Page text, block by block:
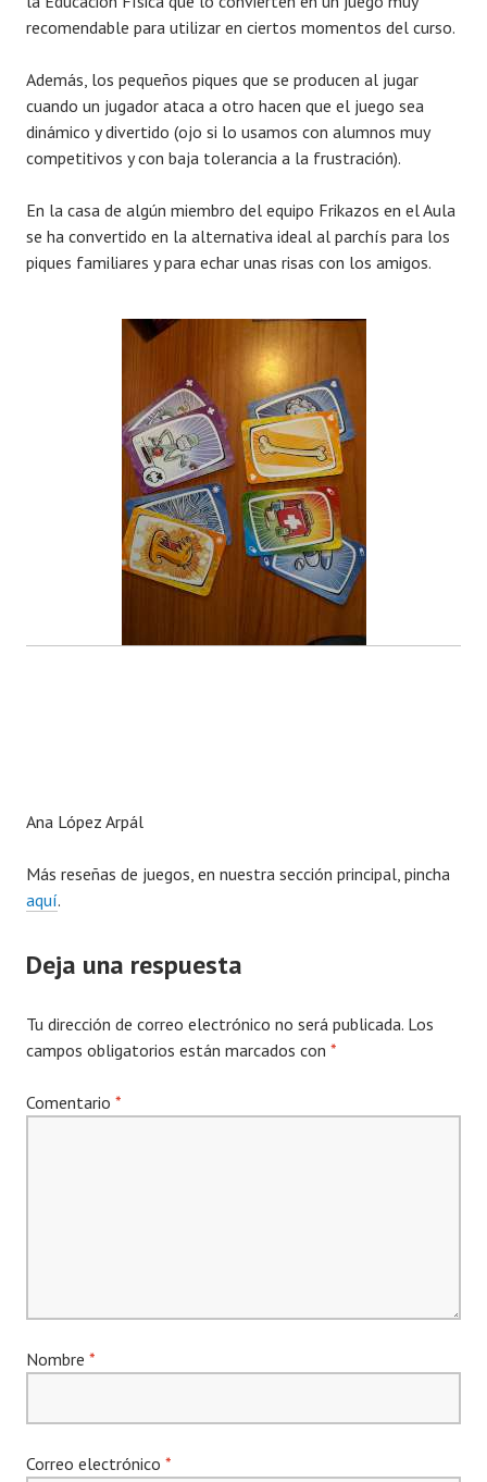
recomendable para utilizar en ciertos momentos del curso.
Además, los pequeños piques que se producen al jugar
cuando un jugador ataca a otro hacen que el juego sea
dinámico y divertido (ojo si lo usamos con alumnos muy
competitivos y con baja tolerancia a la frustración).
En la casa de algún miembro del equipo Frikazos en el Aula
se ha convertido en la alternativa ideal al parchís para los
piques familiares y para echar unas risas con los amigos.
Ana López Arpál
Más reseñas de juegos, en nuestra sección principal, pincha
aquí.
Deja una respuesta
Tu dirección de correo electrónico no será publicada. Los
campos obligatorios están marcados con *
Comentario *
Nombre *
Correo electrónico *